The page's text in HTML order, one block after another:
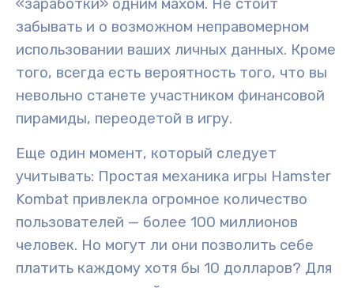
«заработки» одним махом. Не стоит
забывать и о возможном неправомерном
использовании ваших личных данных. Кроме
того, всегда есть вероятность того, что вы
невольно станете участником финансовой
пирамиды, переодетой в игру.
Еще один момент, который следует
учитывать: Простая механика игры Hamster
Kombat привлекла огромное количество
пользователей — более 100 миллионов
человек. Но могут ли они позволить себе
платить каждому хотя бы 10 долларов? Для